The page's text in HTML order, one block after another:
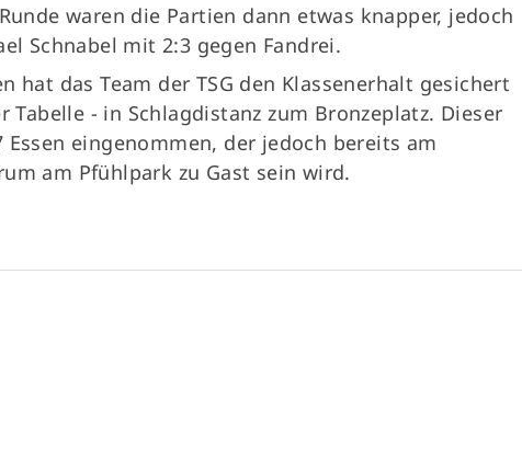
waren die Partien dann etwas knapper, jedoch
Schnabel mit 2:3 gegen Fandrei.
hat das Team der TSG den Klassenerhalt gesichert
Tabelle - in Schlagdistanz zum Bronzeplatz. Dieser
Essen eingenommen, der jedoch bereits am
am Pfühlpark zu Gast sein wird.